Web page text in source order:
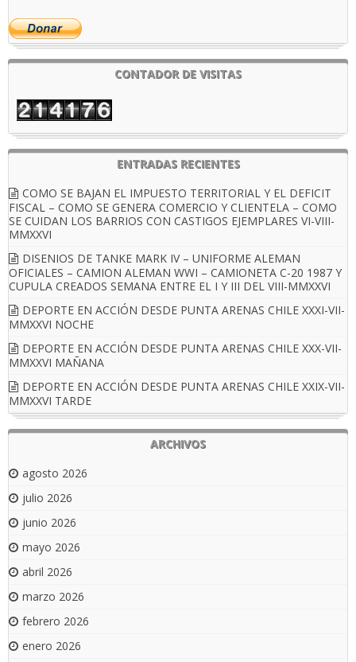
CONTADOR DE VISITAS
ENTRADAS RECIENTES
COMO SE BAJAN EL IMPUESTO TERRITORIAL Y EL DEFICIT
FISCAL – COMO SE GENERA COMERCIO Y CLIENTELA – COMO
SE CUIDAN LOS BARRIOS CON CASTIGOS EJEMPLARES VI-VIII-
MMXXVI
DISENIOS DE TANKE MARK IV – UNIFORME ALEMAN
OFICIALES – CAMION ALEMAN WWI – CAMIONETA C-20 1987 Y
CUPULA CREADOS SEMANA ENTRE EL I Y III DEL VIII-MMXXVI
DEPORTE EN ACCIÓN DESDE PUNTA ARENAS CHILE XXXI-VII-
MMXXVI NOCHE
DEPORTE EN ACCIÓN DESDE PUNTA ARENAS CHILE XXX-VII-
MMXXVI MAÑANA
DEPORTE EN ACCIÓN DESDE PUNTA ARENAS CHILE XXIX-VII-
MMXXVI TARDE
ARCHIVOS
agosto 2026
julio 2026
junio 2026
mayo 2026
abril 2026
marzo 2026
febrero 2026
enero 2026